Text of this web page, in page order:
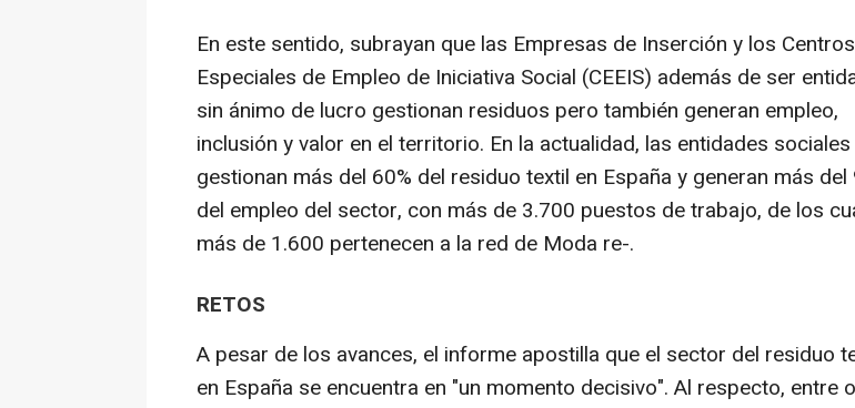
En este sentido, subrayan que las Empresas de Inserción y los Centros
Especiales de Empleo de Iniciativa Social (CEEIS) además de ser
sin ánimo de lucro gestionan residuos pero también generan empleo,
inclusión y valor en el territorio. En la actualidad, las entidades sociales
gestionan más del 60% del residuo textil en España y generan más del
del empleo del sector, con más de 3.700 puestos de trabajo, de los
más de 1.600 pertenecen a la red de Moda re-.
RETOS
A pesar de los avances, el informe apostilla que el sector del residuo
en España se encuentra en "un momento decisivo". Al respecto, entre